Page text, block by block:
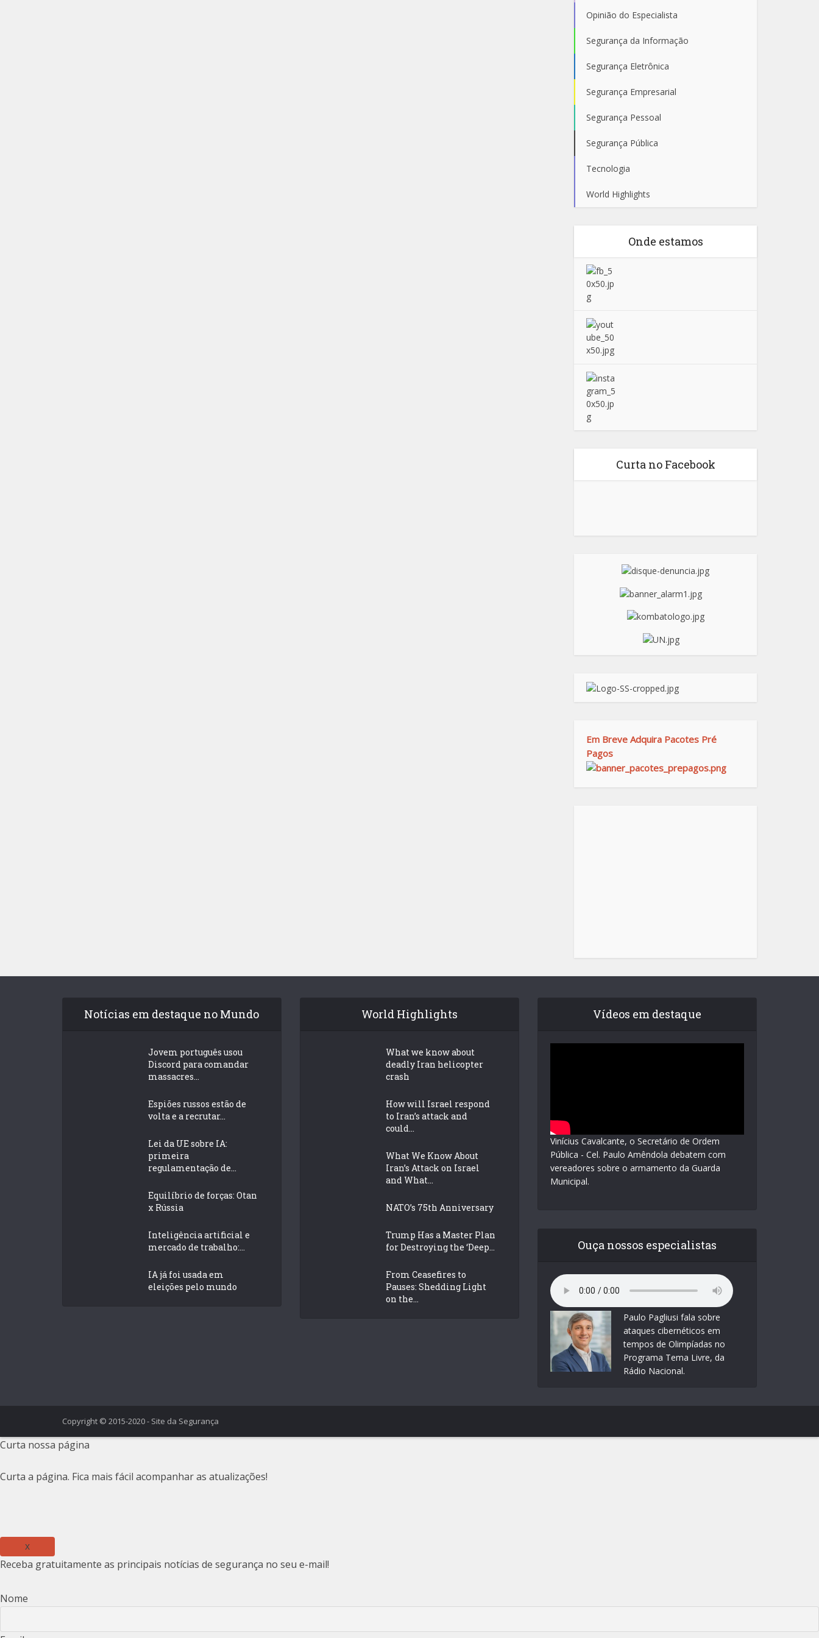
Opinião do Especialista
Segurança da Informação
Segurança Eletrônica
Segurança Empresarial
Segurança Pessoal
Segurança Pública
Tecnologia
World Highlights
Onde estamos
Curta no Facebook
Em Breve Adquira Pacotes Pré
Pagos
Notícias em destaque no Mundo
Jovem português usou
Discord para comandar
massacres...
Espiões russos estão de
volta e a recrutar...
Lei da UE sobre IA:
primeira
regulamentação de...
Equilíbrio de forças: Otan
x Rússia
Inteligência artificial e
mercado de trabalho:...
IA já foi usada em
eleições pelo mundo
World Highlights
What we know about
deadly Iran helicopter
crash
How will Israel respond
to Iran’s attack and
could...
What We Know About
Iran’s Attack on Israel
and What...
NATO’s 75th Anniversary
Trump Has a Master Plan
for Destroying the ‘Deep...
From Ceasefires to
Pauses: Shedding Light
on the...
Vídeos em destaque
Vinícius Cavalcante, o Secretário de Ordem
Pública - Cel. Paulo Amêndola debatem com
vereadores sobre o armamento da Guarda
Municipal.
Ouça nossos especialistas
Paulo Pagliusi fala sobre
ataques cibernéticos em
tempos de Olimpíadas no
Programa Tema Livre, da
Rádio Nacional.
Copyright © 2015-2020 - Site da Segurança
Curta nossa página
Curta a página. Fica mais fácil acompanhar as atualizações!
x
Receba gratuitamente as principais notícias de segurança no seu e-mail!
Nome